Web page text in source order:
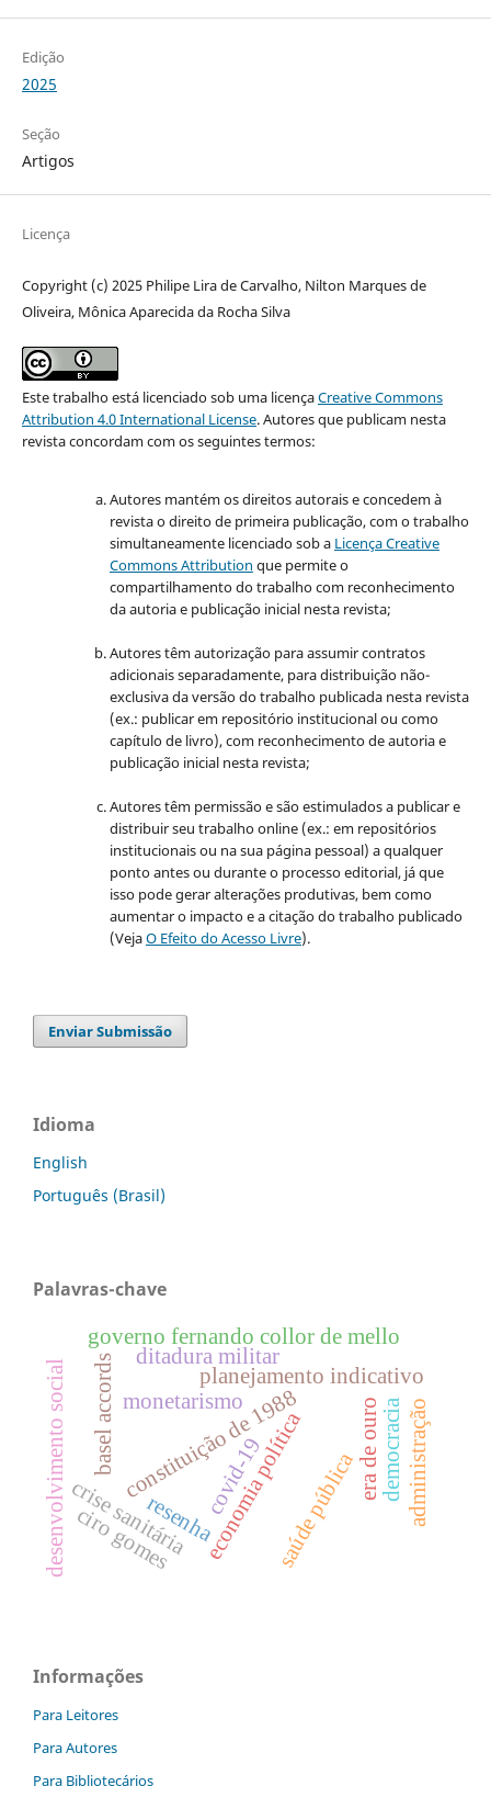
Edição
2025
Seção
Artigos
Licença
Copyright (c) 2025 Philipe Lira de Carvalho, Nilton Marques de
Oliveira, Mônica Aparecida da Rocha Silva
Este trabalho está licenciado sob uma licençaCreative Commons
Attribution 4.0 International License.Autores que publicam nesta
revista concordam com os seguintes termos:
Autores mantém os direitos autorais e concedem à
revista o direito de primeira publicação, com o trabalho
simultaneamente licenciado sob a Licença Creative
Commons Attribution que permite o
compartilhamento do trabalho com reconhecimento
da autoria e publicação inicial nesta revista;
Autores têm autorização para assumir contratos
adicionais separadamente, para distribuição não-
exclusiva da versão do trabalho publicada nesta revista
(ex.: publicar em repositório institucional ou como
capítulo de livro), com reconhecimento de autoria e
publicação inicial nesta revista;
Autores têm permissão e são estimulados a publicar e
distribuir seu trabalho online (ex.: em repositórios
institucionais ou na sua página pessoal) a qualquer
ponto antes ou durante o processo editorial, já que
isso pode gerar alterações produtivas, bem como
aumentar o impacto e a citação do trabalho publicado
(VejaO Efeito do Acesso Livre).
Enviar Submissão
Idioma
English
Português (Brasil)
Palavras-chave
constituição de 1988
economia política
planejamento indicativo
covid-19 saúde pública
monetarismo era de ouro
crise sanitária
basel accords
governo fernando collor de mello
desenvolvimento social
ditadura militar
democraciaadministração
ciro gomesresenha
Informações
Para Leitores
Para Autores
Para Bibliotecários